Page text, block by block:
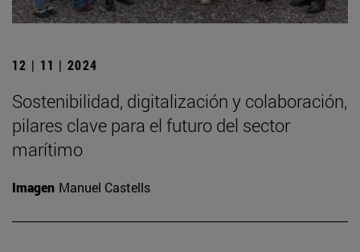
12 | 11 | 2024
Sostenibilidad, digitalización y colaboración,
pilares clave para el futuro del sector
marítimo
Imagen Manuel Castells